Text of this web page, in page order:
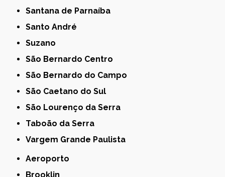
Santana de Parnaíba
Santo André
Suzano
São Bernardo Centro
São Bernardo do Campo
São Caetano do Sul
São Lourenço da Serra
Taboão da Serra
Vargem Grande Paulista
Aeroporto
Brooklin